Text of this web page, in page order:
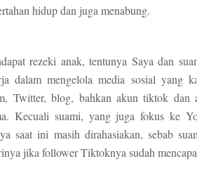
hidup dan juga menabung.
rezeki anak, tentunya Saya dan
dalam mengelola media sosial yang
Twitter, blog, bahkan akun tiktok dan
Kecuali suami, yang juga fokus ke
saat ini masih dirahasiakan, sebab
jika follower Tiktoknya sudah